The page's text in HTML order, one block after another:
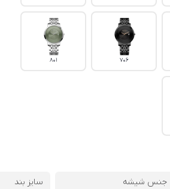
706
801
جنس شیشه
سایز بند